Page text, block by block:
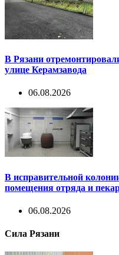
В Рязани
улице Керамзавода
06.08.2026
В исправительной
помещения отряда и
06.08.2026
Сила Рязани